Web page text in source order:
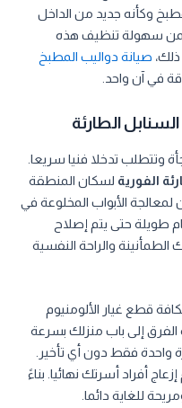
وكأنه جديد من الداخل
سهولة تنظيف هذه
صيانة دواليب المطبخ
في آن واحد.
الطارئة
وتتطلب تدخلا فنيا سريعا.
الفورية لسكان المنطقة
الأبواب المخلوعة في
طويلة حتى يتم إصلاح
الطمأنينة والراحة النفسية
قطع غيار الألومنيوم
إلى باب منزلك بسرعة
واحدة فقط دون أي تأخير.
أفراد أسرتك نهائيا. بناءً
للغاية دائما.